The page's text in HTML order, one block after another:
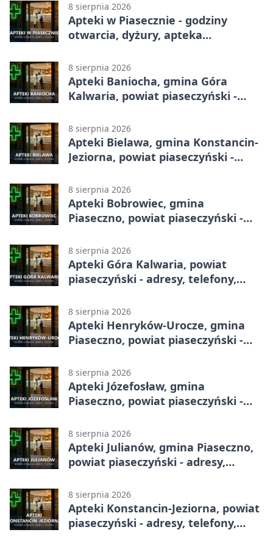
8 sierpnia 2026
Apteki w Piasecznie - godziny
otwarcia, dyżury, apteka
8 sierpnia 2026
Apteki Baniocha, gmina Góra
Kalwaria, powiat piaseczyński -
8 sierpnia 2026
Apteki Bielawa, gmina Konstancin-
Jeziorna, powiat piaseczyński -
8 sierpnia 2026
Apteki Bobrowiec, gmina
Piaseczno, powiat piaseczyński -
8 sierpnia 2026
Apteki Góra Kalwaria, powiat
piaseczyński - adresy, telefony,
8 sierpnia 2026
Apteki Henryków-Urocze, gmina
Piaseczno, powiat piaseczyński -
8 sierpnia 2026
Apteki Józefosław, gmina
Piaseczno, powiat piaseczyński -
8 sierpnia 2026
Apteki Julianów, gmina Piaseczno,
powiat piaseczyński - adresy,
8 sierpnia 2026
Apteki Konstancin-Jeziorna, powiat
piaseczyński - adresy, telefony,